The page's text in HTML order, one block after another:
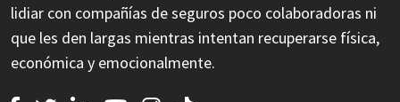
lidiar con compañías de seguros poco colaboradoras ni
que les den largas mientras intentan recuperarse física,
económica y emocionalmente.